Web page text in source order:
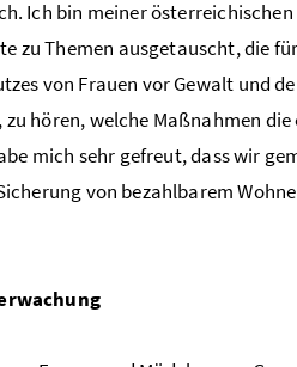
Ich bin meiner
zu Themen ausgetauscht, die
von Frauen vor Gewalt und
hören, welche Maßnahmen
mich sehr gefreut, dass wir
von bezahlbarem